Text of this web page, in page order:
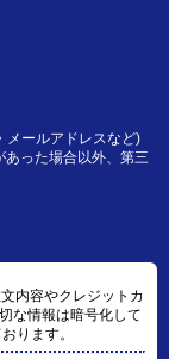
メールアドレスなど)
った場合以外、第三
内容やクレジットカ
な情報は暗号化して
ります。